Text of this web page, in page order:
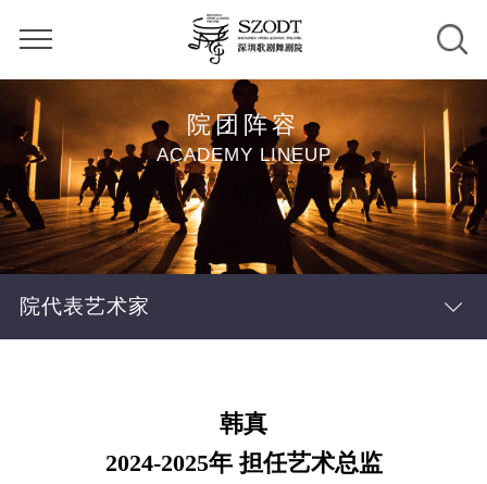
院团阵容
ACADEMY LINEUP
院代表艺术家
韩真
2024-2025年 担任艺术总监